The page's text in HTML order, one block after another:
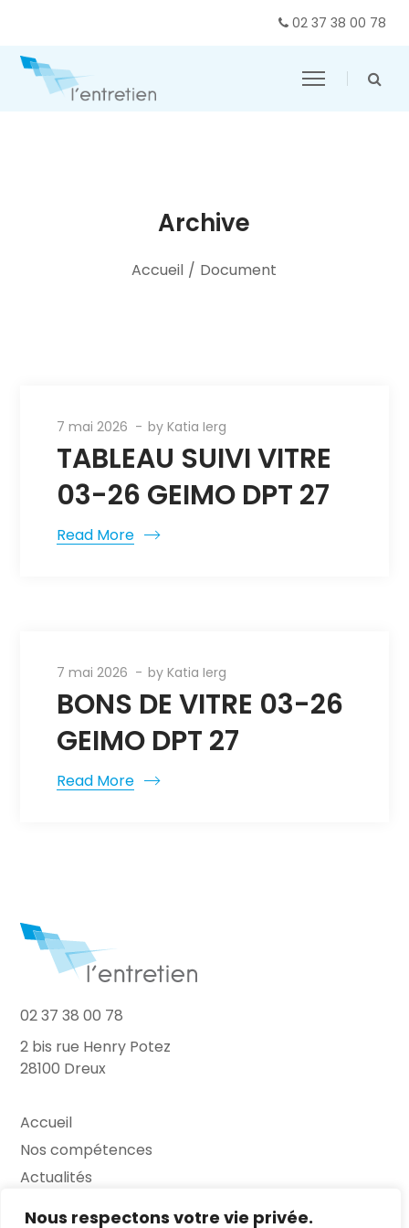
Nous respectons votre vie privée.
02 37 38 00 78
Archive
Accueil / Document
7 mai 2026 byKatia Ierg
TABLEAU SUIVI VITRE
03-26 GEIMO DPT 27
Read More
7 mai 2026 byKatia Ierg
BONS DE VITRE 03-26
GEIMO DPT 27
Read More
02 37 38 00 78
2 bis rue Henry Potez
28100 Dreux
Accueil
Nos compétences
Actualités